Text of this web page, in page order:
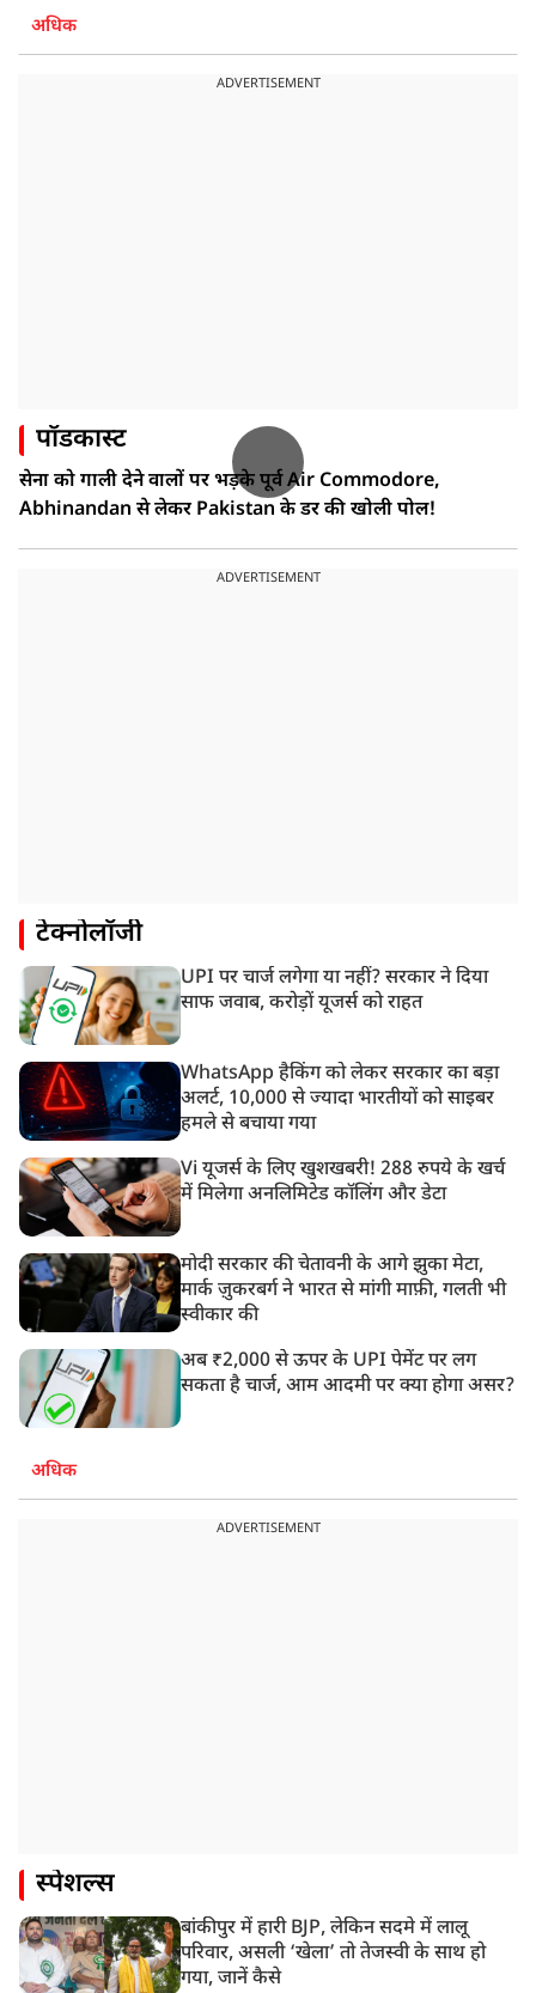
अधिक
ADVERTISEMENT
पॉडकास्ट
सेना को गाली देने वालों पर भड़के पूर्व Air Commodore,
Abhinandan से लेकर Pakistan के डर की खोली पोल!
ADVERTISEMENT
टेक्नोलॉजी
UPI पर चार्ज लगेगा या नहीं? सरकार ने दिया
साफ जवाब, करोड़ों यूजर्स को राहत
WhatsApp हैकिंग को लेकर सरकार का बड़ा
अलर्ट, 10,000 से ज्यादा भारतीयों को साइबर
हमले से बचाया गया
Vi यूजर्स के लिए खुशखबरी! 288 रुपये के खर्च
में मिलेगा अनलिमिटेड कॉलिंग और डेटा
मोदी सरकार की चेतावनी के आगे झुका मेटा,
मार्क ज़ुकरबर्ग ने भारत से मांगी माफ़ी, गलती भी
स्वीकार की
अब ₹2,000 से ऊपर के UPI पेमेंट पर लग
सकता है चार्ज, आम आदमी पर क्या होगा असर?
अधिक
ADVERTISEMENT
स्पेशल्स
बांकीपुर में हारी BJP, लेकिन सदमे में लालू
परिवार, असली ‘खेला’ तो तेजस्वी के साथ हो
गया, जानें कैसे